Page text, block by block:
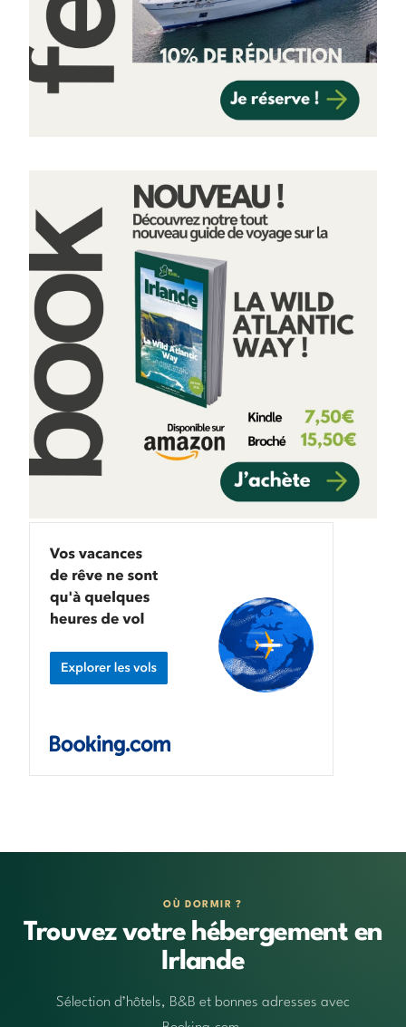
OÙ DORMIR ?
Trouvez votre hébergement en
Irlande
Sélection d’hôtels, B&B et bonnes adresses avec